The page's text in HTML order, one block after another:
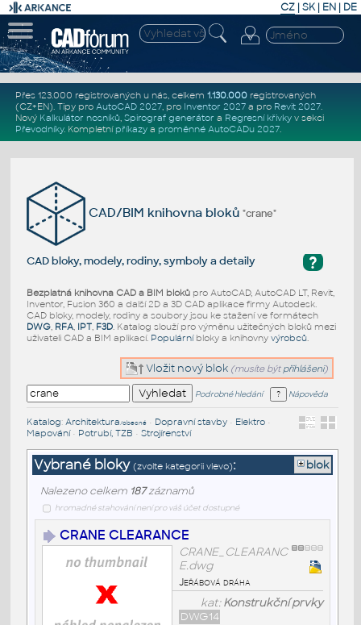
CZ | SK| EN | DE
Přes 123.000 registrovaných u nás, celkem 1.130.000registrovaných
(CZ+EN). Tipy pro AutoCAD 2027, pro Inventor 2027a pro Revit 2027.
Nový Kalkulátor nosníků, Spirograf generátor a Regresní křivkyv sekci
Převodníky. Kompletní příkazya proměnné AutoCADu 2027.
CAD/BIM knihovna bloků"crane"
?
CAD bloky, modely, rodiny, symboly a detaily
Bezplatná knihovna CAD a BIM blokůpro AutoCAD, AutoCAD LT, Revit,
Inventor, Fusion 360 a další 2D a 3D CAD aplikace firmy Autodesk.
CAD bloky, modely, rodiny a soubory jsou ke stažení ve formátech
DWG, RFA, IPT, F3D. Katalog slouží pro výměnu užitečných bloků mezi
uživateli CAD a BIM aplikací. Populárníbloky a knihovny výrobců.
Vložit nový blok (musíte být přihlášeni)
Podrobné hledání Nápověda
Katalog: Architektura/obecné• Dopravní stavby• Elektro•
Mapování• Potrubí, TZB • Strojírenství
Vybrané bloky (zvolte kategorii vlevo): blok
Nalezeno celkem 187záznamů
hromadné stahování není pro váš účet dostupné
CRANE CLEARANCE
CRANE_CLEARANC
E.dwg
Jeřábová dráha
kat:Konstrukční prvky
DWG14